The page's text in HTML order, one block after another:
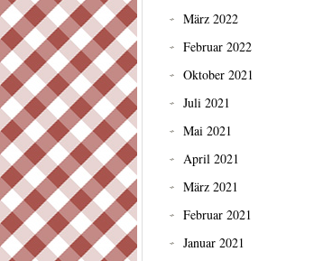
März 2022
Februar 2022
Oktober 2021
Juli 2021
Mai 2021
April 2021
März 2021
Februar 2021
Januar 2021